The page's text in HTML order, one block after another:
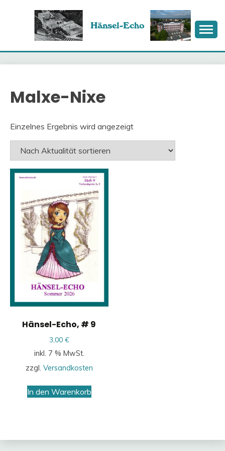
HÄNSEL-ECHO
Malxe-Nixe
Einzelnes Ergebnis wird angezeigt
Hänsel-Echo, # 9
3,00 €
inkl. 7 % MwSt.
zzgl. Versandkosten
In den Warenkorb